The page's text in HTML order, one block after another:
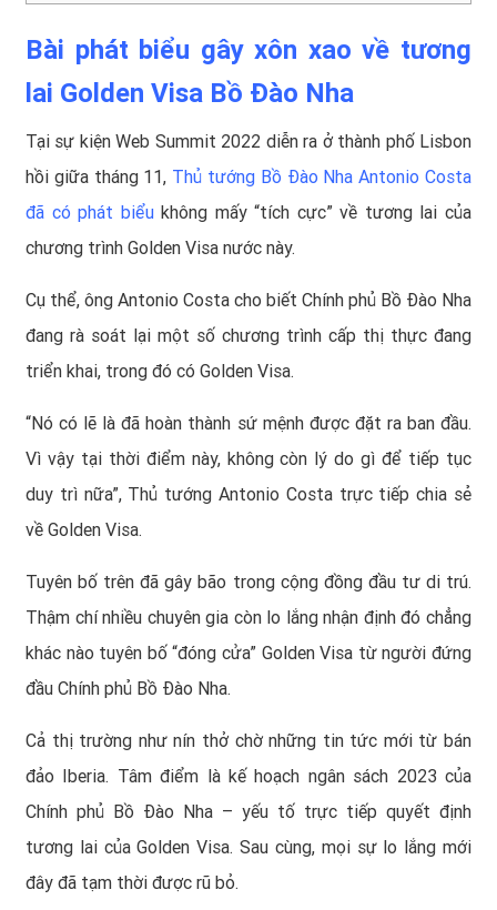
Bài phát biểu gây xôn xao về tương
lai Golden Visa Bồ Đào Nha
Tại sự kiện Web Summit 2022 diễn ra ở thành phố Lisbon
hồi giữa tháng 11, Thủ tướng Bồ Đào Nha Antonio Costa
đã có phát biểukhông mấy “tích cực” về tương lai của
chương trình Golden Visa nước này.
Cụ thể, ông Antonio Costa cho biết Chính phủ Bồ Đào Nha
đang rà soát lại một số chương trình cấp thị thực đang
triển khai, trong đó có Golden Visa.
“Nó có lẽ là đã hoàn thành sứ mệnh được đặt ra ban đầu.
Vì vậy tại thời điểm này, không còn lý do gì để tiếp tục
duy trì nữa”, Thủ tướng Antonio Costa trực tiếp chia sẻ
về Golden Visa.
Tuyên bố trên đã gây bão trong cộng đồng đầu tư di trú.
Thậm chí nhiều chuyên gia còn lo lắng nhận định đó chẳng
khác nào tuyên bố “đóng cửa” Golden Visa từ người đứng
đầu Chính phủ Bồ Đào Nha.
Cả thị trường như nín thở chờ những tin tức mới từ bán
đảo Iberia. Tâm điểm là kế hoạch ngân sách 2023 của
Chính phủ Bồ Đào Nha – yếu tố trực tiếp quyết định
tương lai của Golden Visa. Sau cùng, mọi sự lo lắng mới
đây đã tạm thời được rũ bỏ.